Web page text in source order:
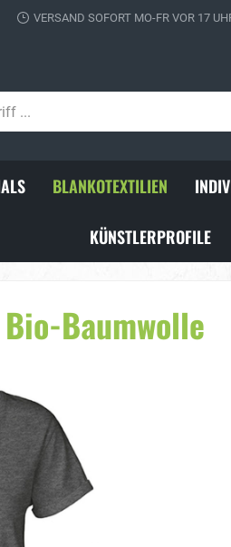
VERSAND SOFORT MO-FR VOR 17
BLANKOTEXTILIEN
KÜNSTLERPROFILE
Baumwolle